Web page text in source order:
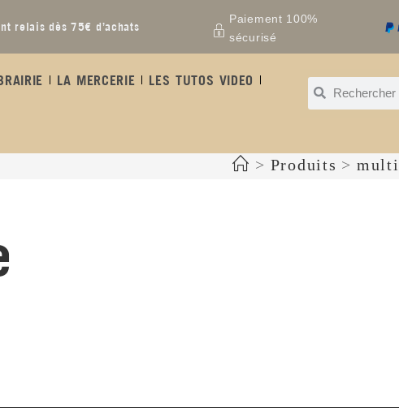
relais dès 75€ d’achats
Paiement 100%
sécurisé
LA MERCERIE
LES TUTOS VIDEO
> Produits >